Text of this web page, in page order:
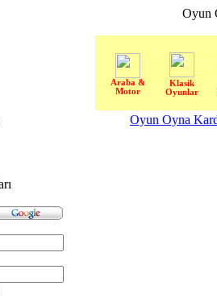
Oyun
Araba &
Motor
Klasik
Oyunlar
Oyun Oyna